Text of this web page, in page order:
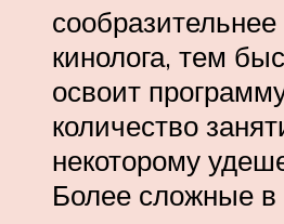
кинолога, тем
освоит
количество
некоторому
Более сложные в